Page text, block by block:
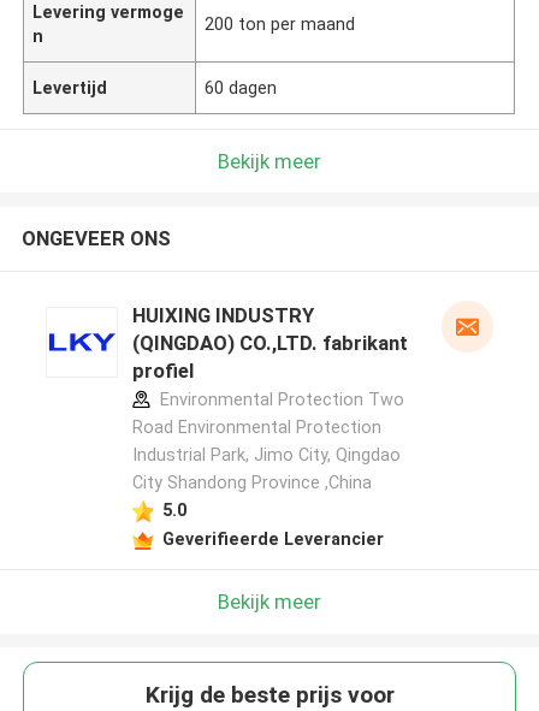
Levering vermoge
n
200 ton per maand
Levertijd 60 dagen
Bekijk meer
ONGEVEER ONS
HUIXING INDUSTRY
(QINGDAO) CO.,LTD. fabrikant
profiel
Environmental Protection Two
Road Environmental Protection
Industrial Park, Jimo City, Qingdao
City Shandong Province ,China
5.0
Geverifieerde Leverancier
Bekijk meer
Krijg de beste prijs voor